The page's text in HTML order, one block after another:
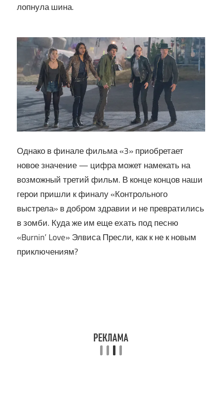
лопнула шина.
Однако в финале фильма «3» приобретает
новое значение — цифра может намекать на
возможный третий фильм. В конце концов наши
герои пришли к финалу «Контрольного
выстрела» в добром здравии и не превратились
в зомби. Куда же им еще ехать под песню
«Burnin’ Love» Элвиса Пресли, как к не к новым
приключениям?